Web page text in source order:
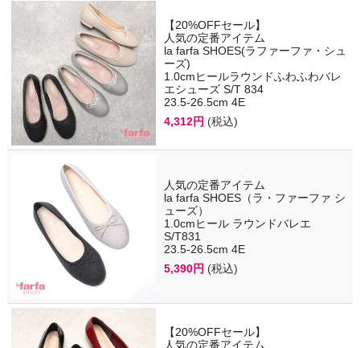
【20%OFFセール】
人気の定番アイテム
la farfa SHOES(ラファーファ・シュ
ーズ)
1.0cmヒールラウンドふわふわバレ
エシューズ S/T 834
23.5-26.5cm 4E
4,312円 (税込)
人気の定番アイテム
la farfa SHOES（ラ・ファーファ シ
ューズ）
1.0cmヒール ラウンドバレエ
S/T831
23.5-26.5cm 4E
5,390円 (税込)
【20%OFFセール】
人気の定番アイテム